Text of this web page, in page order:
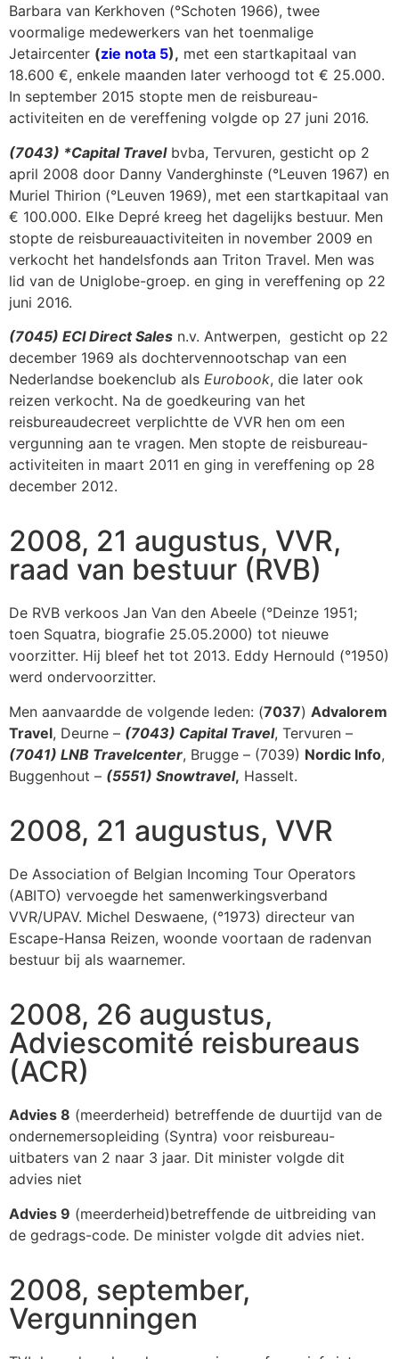
Barbara van Kerkhoven (°Schoten 1966), twee
voormalige medewerkers van het toenmalige
Jetaircenter (zie nota 5), met een startkapitaal van
18.600 €, enkele maanden later verhoogd tot € 25.000.
In september 2015 stopte men de reisbureau-
activiteiten en de vereffening volgde op 27 juni 2016.
(7043) *Capital Travelbvba, Tervuren, gesticht op 2
april 2008 door Danny Vanderghinste (°Leuven 1967) en
Muriel Thirion (°Leuven 1969), met een startkapitaal van
€ 100.000. Elke Depré kreeg het dagelijks bestuur. Men
stopte de reisbureauactiviteiten in november 2009 en
verkocht het handelsfonds aan Triton Travel. Men was
lid van de Uniglobe-groep. en ging in vereffening op 22
juni 2016.
(7045) ECI Direct Sales n.v. Antwerpen, gesticht op 22
december 1969 als dochtervennootschap van een
Nederlandse boekenclub als Eurobook, die later ook
reizen verkocht. Na de goedkeuring van het
reisbureaudecreet verplichtte de VVR hen om een
vergunning aan te vragen. Men stopte de reisbureau-
activiteiten in maart 2011 en ging in vereffening op 28
december 2012.
2008, 21 augustus, VVR,
raad van bestuur (RVB)
De RVB verkoos Jan Van den Abeele (°Deinze 1951;
toen Squatra, biografie 25.05.2000) tot nieuwe
voorzitter. Hij bleef het tot 2013. Eddy Hernould (°1950)
werd ondervoorzitter.
Men aanvaardde de volgende leden: (7037) Advalorem
Travel, Deurne – (7043) Capital Travel, Tervuren –
(7041) LNB Travelcenter, Brugge – (7039) Nordic Info,
Buggenhout – (5551) Snowtravel, Hasselt.
2008, 21 augustus, VVR
De Association of Belgian Incoming Tour Operators
(ABITO) vervoegde het samenwerkingsverband
VVR/UPAV. Michel Deswaene, (°1973) directeur van
Escape-Hansa Reizen, woonde voortaan de radenvan
bestuur bij als waarnemer.
2008, 26 augustus,
Adviescomité reisbureaus
(ACR)
Advies 8 (meerderheid) betreffende de duurtijd van de
ondernemersopleiding (Syntra) voor reisbureau-
uitbaters van 2 naar 3 jaar. Dit minister volgde dit
advies niet
Advies 9 (meerderheid)betreffende de uitbreiding van
de gedrags-code. De minister volgde dit advies niet.
2008, september,
Vergunningen